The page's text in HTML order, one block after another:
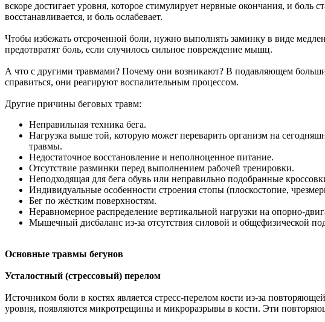
вскоре достигает уровня, которое стимулирует нервные окончания, и
восстанавливается, и боль ослабевает.
Чтобы избежать отсроченной боли, нужно выполнять заминку в виде
предотвратят боль, если случилось сильное повреждение мышц.
А что с другими травмами? Почему они возникают? В подавляющем
справиться, они реагируют воспалительным процессом.
Другие причины беговых травм:
Неправильная техника бега.
Нагрузка выше той, которую может переварить организм на
травмы.
Недостаточное восстановление и неполноценное питание.
Отсутствие разминки перед выполнением рабочей тренировки.
Неподходящая для бега обувь или неправильно подобранные
Индивидуальные особенности строения стопы (плоскостопие,
Бег по жёстким поверхностям.
Неравномерное распределение вертикальной нагрузки на опорно-
Мышечный дисбаланс из-за отсутствия силовой и общефизической
Основные травмы бегунов
Усталостный (стрессовый) перелом
Источником боли в костях является стресс-перелом кости из-за
уровня, появляются микротрещины и микроразрывы в кости. Эти